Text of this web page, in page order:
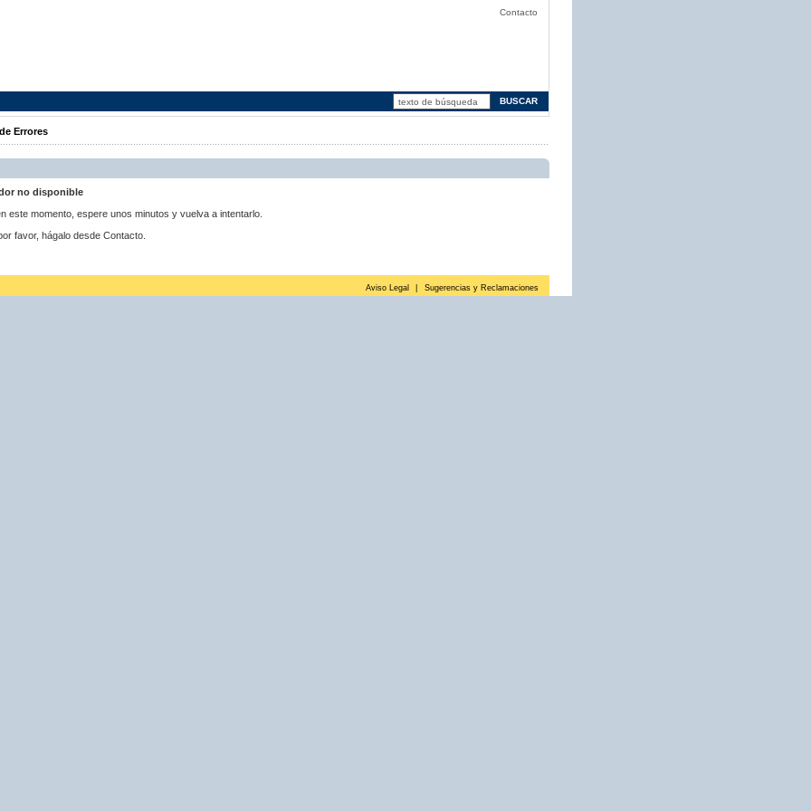
Contacto
Errores
no disponible
este momento, espere unos minutos y vuelva a intentarlo.
favor, hágalo desde Contacto.
Aviso Legal Sugerencias y Reclamaciones